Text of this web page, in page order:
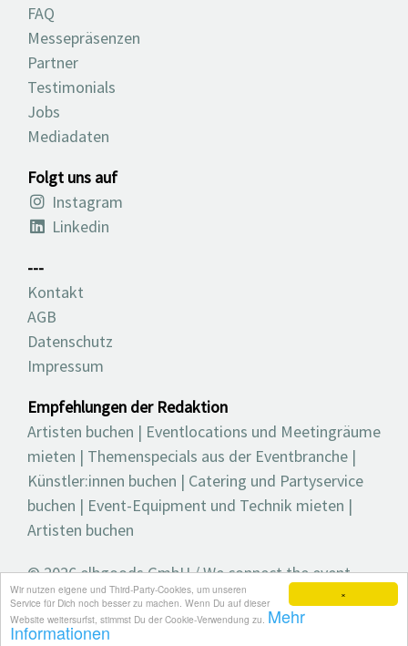
×
Wir nutzen eigene und Third-Party-Cookies, um unseren
Service für Dich noch besser zu machen. Wenn Du auf dieser
Website weitersurfst, stimmst Du der Cookie-Verwendung zu. Mehr
Informationen
FAQ
Messepräsenzen
Partner
Testimonials
Jobs
Mediadaten
Folgt uns auf
Instagram
Linkedin
---
Kontakt
AGB
Datenschutz
Impressum
Empfehlungen der Redaktion
Artisten buchen | Eventlocations und Meetingräume
mieten | Themenspecials aus der Eventbranche |
Künstler:innen buchen | Catering und Partyservice
buchen | Event-Equipment und Technik mieten |
Artisten buchen
© 2026 elbgoods GmbH / We connect the event
industry / Medienvielfalt für die Eventplanung /
Eventbranchenbuch, Blog, Magazin und mehr